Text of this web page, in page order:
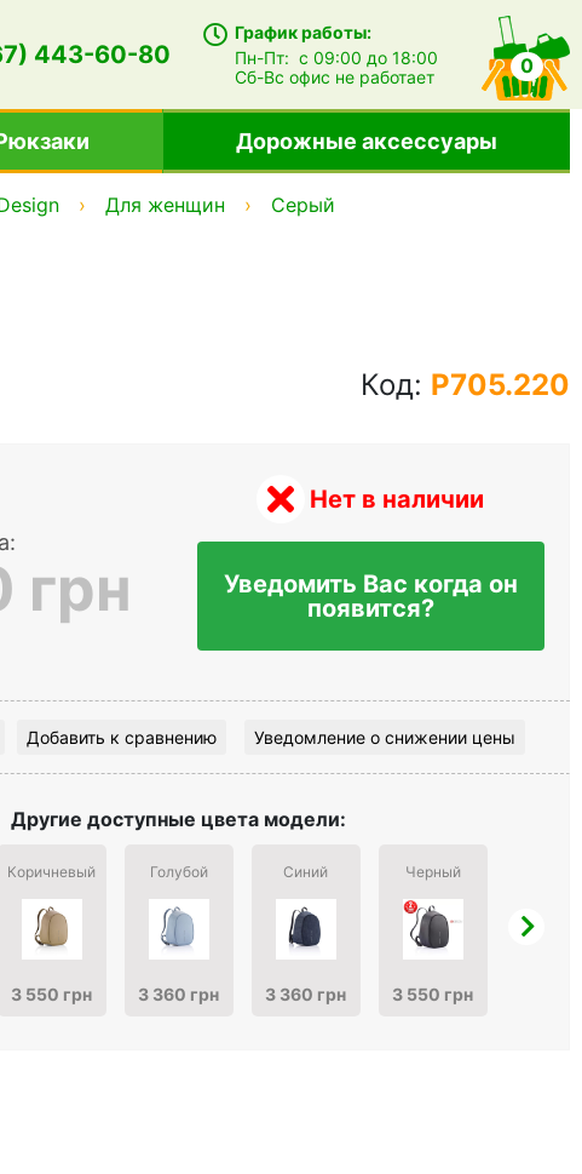
443-60-80
График работы:
Пн-Пт:с 09:00 до 18:00
Сб-Всофис не работает 0
Дорожные аксессуары
Для женщин
Серый
Код: P705.220
грн
Нет в наличии
Уведомить Вас когда он
появится?
Добавить к сравнению Уведомление о снижении цены
Другие доступные цвета модели:
Коричневый
3 550 грн
Голубой
3 360 грн
Синий
3 360 грн
Черный
3 550 грн